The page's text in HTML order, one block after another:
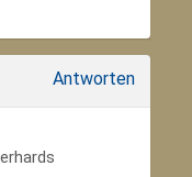
Antworten